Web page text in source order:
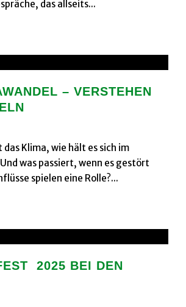
das allseits...
– VERSTEHEN
Klima, wie hält es sich im
was passiert, wenn es gestört
spielen eine Rolle?...
2025 BEI DEN